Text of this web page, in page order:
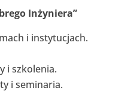
Inżyniera”
i instytucjach.
i szkolenia.
i seminaria.